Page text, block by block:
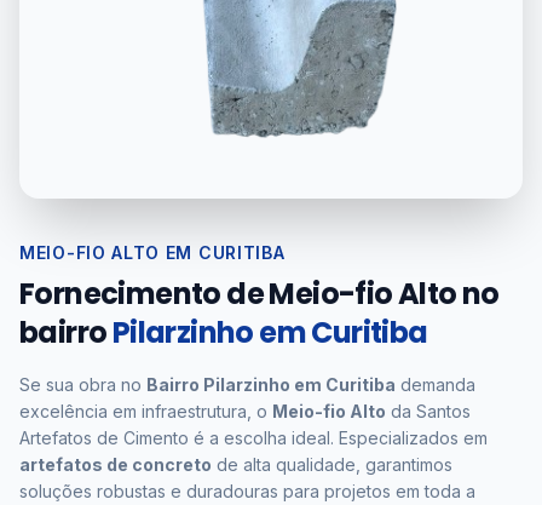
MEIO-FIO ALTO EM CURITIBA
Fornecimento de Meio-fio Alto no
bairroPilarzinho em Curitiba
Se sua obra no Bairro Pilarzinho em Curitiba demanda
excelência em infraestrutura, o Meio-fio Alto da Santos
Artefatos de Cimento é a escolha ideal. Especializados em
artefatos de concreto de alta qualidade, garantimos
soluções robustas e duradouras para projetos em toda a